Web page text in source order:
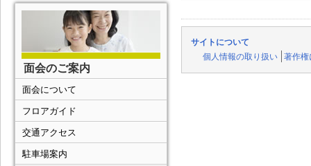
サイトについて
個人情報の取り扱い 著作権
面会のご案内
面会について
フロアガイド
交通アクセス
駐車場案内